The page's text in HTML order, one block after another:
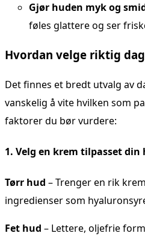
Gjør huden myk og
føles glattere og ser
Hvordan velge riktig
Det finnes et bredt utvalg av
vanskelig å vite hvilken som
faktorer du bør vurdere:
1. Velg en krem tilpasset din
Tørr hud – Trenger en rik
ingredienser som
Fet hud – Lettere, oljefrie